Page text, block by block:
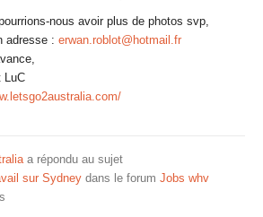
nous avoir plus de photos svp,
adresse : erwan.roblot@hotmail.fr
LuC
a répondu au sujet
sur Sydney dans le forum Jobs whv